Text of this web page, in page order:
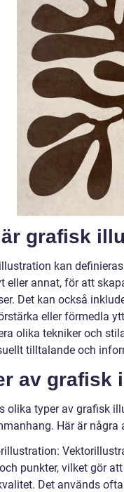
är grafisk
kan
eller annat, för att
Det kan också
eller förmedla
olika tekniker och
tilltalande och
av grafisk
olika typer av grafisk
Här är några
punkter, vilket gör
Det används